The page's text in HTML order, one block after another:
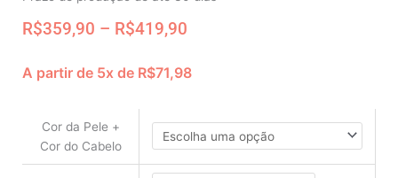
R$359,90 – R$419,90
through
A partir de 5x de R$71,98
Cor da Pele +
Cor do Cabelo
Boneca
Jardineira